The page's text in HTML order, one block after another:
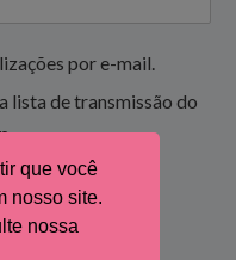
por e-mail.
lista de transmissão do
que você
nosso site.
nossa